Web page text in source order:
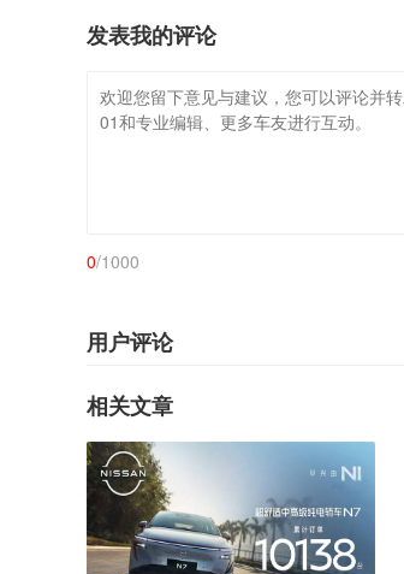
发表我的评论
0/1000
用户评论
相关文章